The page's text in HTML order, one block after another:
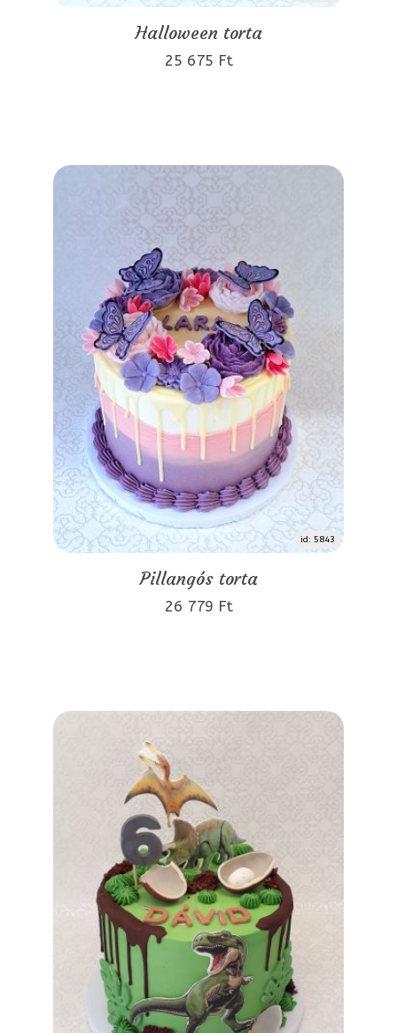
Halloween torta
25 675 Ft
id: 5843
Pillangós torta
26 779 Ft